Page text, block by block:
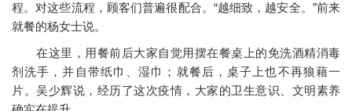
程。对这些流程，顾客们普遍很配合。“越细致，越安全。”前来
就餐的杨女士说。
在这里，用餐前后大家自觉用摆在餐桌上的免洗酒精消毒
剂洗手，并自带纸巾、湿巾；就餐后，桌子上也不再狼藉一
片。吴少辉说，经历了这次疫情，大家的卫生意识、文明素养